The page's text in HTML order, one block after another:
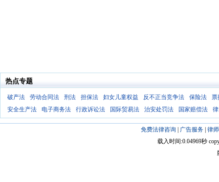
热点专题
破产法 劳动合同法 刑法 担保法 妇女儿童权益 反不正当竞争法 保险法
票
安全生产法
电子商务法 行政诉讼法 国际贸易法 治安处罚法 国家赔偿法
免费法律咨询 广告服务| 律
载入时间:0.04969秒